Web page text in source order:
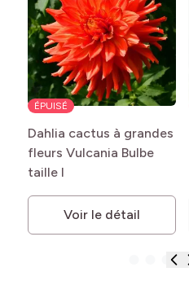
ÉPUISÉ
Dahlia cactus à grandes
fleurs Vulcania Bulbe
taille I
Voir le détail